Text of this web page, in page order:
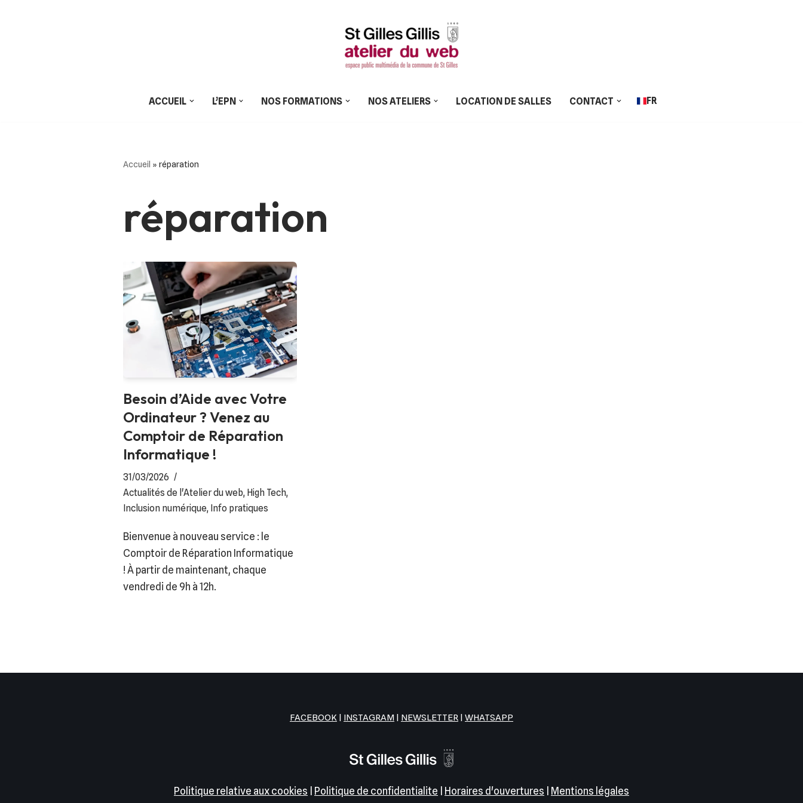
ACCUEIL L’EPN NOS FORMATIONS NOS ATELIERS LOCATION DE SALLES CONTACT FR
Accueil »réparation
réparation
Besoin d’Aide avec Votre
Ordinateur ? Venez au
Comptoir de Réparation
Informatique !
31/03/2026
Actualités de l'Atelier du web, High Tech,
Inclusion numérique, Info pratiques
Bienvenue à nouveau service : le
Comptoir de Réparation Informatique
! À partir de maintenant, chaque
vendredi de 9h à 12h.
FACEBOOK | INSTAGRAM | NEWSLETTER | WHATSAPP
Politique relative aux cookies Politique de confidentialite Horaires d'ouvertures Mentions légales